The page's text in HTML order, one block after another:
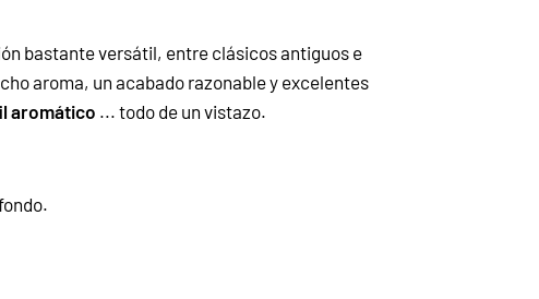
bastante versátil, entre clásicos antiguos e
aroma, un acabado razonable y excelentes
aromático ... todo de un vistazo.